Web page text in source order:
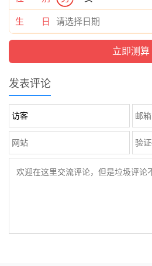
生 日
发表评论